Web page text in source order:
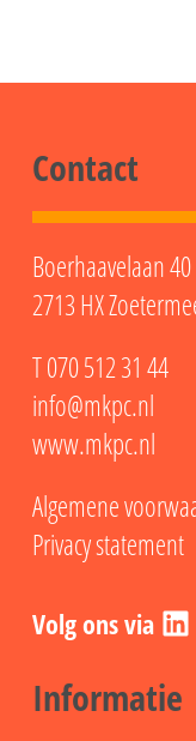
Contact
Boerhaavelaan 40
2713 HX
T070 512 31 44
info@mkpc.nl
www.mkpc.nl
Algemene
Privacy statement
Informatie